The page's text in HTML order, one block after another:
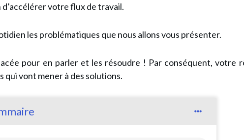
votre flux de travail.
les problématiques que nous allons vous présenter.
pour en parler et les résoudre ! Par conséquent, votre
vont mener à des solutions.